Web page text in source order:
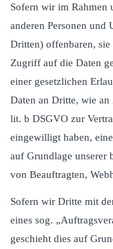
Sofern wir im Rahmen
anderen Personen und
Dritten) offenbaren,
Zugriff auf die Daten
einer gesetzlichen
Daten an Dritte, wie an
lit. b DSGVO zur
eingewilligt haben,
auf Grundlage unserer
von Beauftragten,
Sofern wir Dritte mit
eines sog.
geschieht dies auf